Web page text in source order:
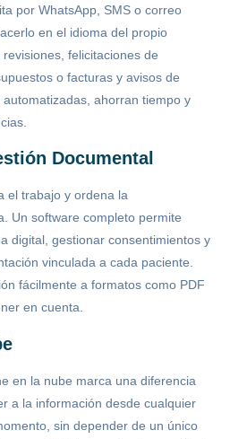
por WhatsApp, SMS o correo
en el idioma del propio
felicitaciones de
o facturas y avisos de
ahorran tiempo y
Documental
el trabajo y ordena la
Un software completo permite
digital, gestionar consentimientos y
vinculada a cada paciente.
fácilmente a formatos como PDF
en cuenta.
en la nube marca una diferencia
a la información desde cualquier
sin depender de un único